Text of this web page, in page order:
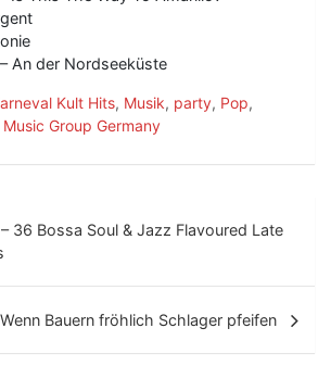
An der Nordseeküste
Kult Hits, Musik, party, Pop,
Music Group Germany
36 Bossa Soul & Jazz Flavoured Late
Wenn Bauern fröhlich Schlager pfeifen